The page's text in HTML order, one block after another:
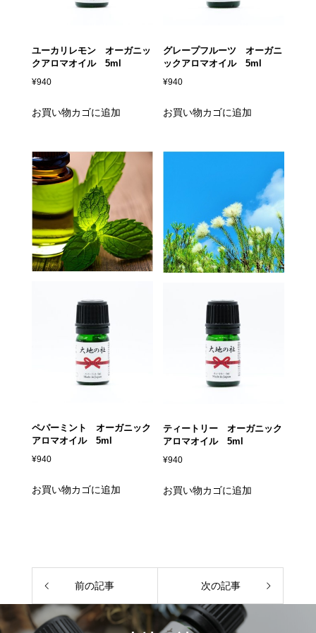
ユーカリレモン オーガニッ
クアロマオイル 5ml
¥940
お買い物カゴに追加
グレープフルーツ オーガニ
ックアロマオイル 5ml
¥940
お買い物カゴに追加
ペパーミント オーガニック
アロマオイル 5ml
¥940
お買い物カゴに追加
ティートリー オーガニック
アロマオイル 5ml
¥940
お買い物カゴに追加
前の記事 次の記事